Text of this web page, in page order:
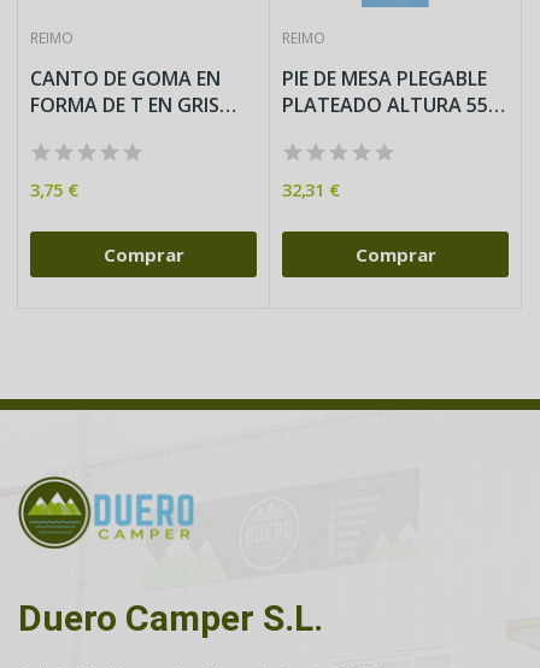
REIMO
CANTO DE GOMA EN
FORMA DE T EN GRIS
3,75 €
Comprar
REIMO
PIE DE MESA PLEGABLE
PLATEADO ALTURA 555
32,31 €
Comprar
Duero Camper S.L.